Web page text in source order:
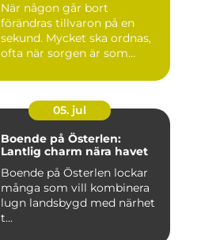
När någon går bort
förändras tillvaron på en
sekund. Mycket ska ordnas,
ofta när sorgen är som
05. jul
Boende på Österlen:
Lantlig charm nära havet
Boende på Österlen lockar
många som vill kombinera
lugn landsbygd med närhet
t...